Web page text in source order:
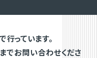
っています。
でお問い合わせくださ